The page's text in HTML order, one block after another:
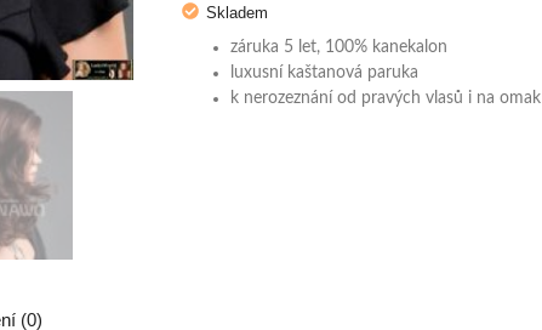
(0)
Skladem
záruka 5 let, 100% kanekalon
luxusní kaštanová paruka
k nerozeznání od pravých vlasů i na omak